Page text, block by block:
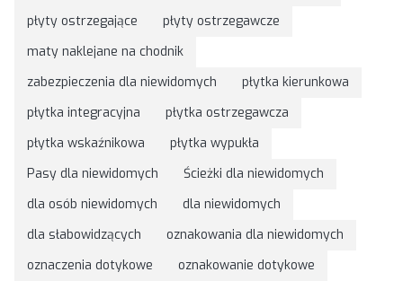
płyty ostrzegające
płyty ostrzegawcze
maty naklejane na chodnik
zabezpieczenia dla niewidomych
płytka kierunkowa
płytka integracyjna
płytka ostrzegawcza
płytka wskaźnikowa
płytka wypukła
Pasy dla niewidomych
Ścieżki dla niewidomych
dla osób niewidomych
dla niewidomych
dla słabowidzących
oznakowania dla niewidomych
oznaczenia dotykowe
oznakowanie dotykowe